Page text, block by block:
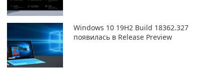
Windows 10 19H2 Build 18362.327
появилась в Release Preview